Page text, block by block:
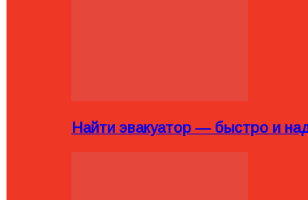
Найти эвакуатор — быстро и